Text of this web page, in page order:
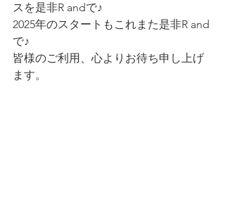
スを是非R andで♪
2025年のスタートもこれまた是非R and
で♪
皆様のご利用、心よりお待ち申し上げ
ます。